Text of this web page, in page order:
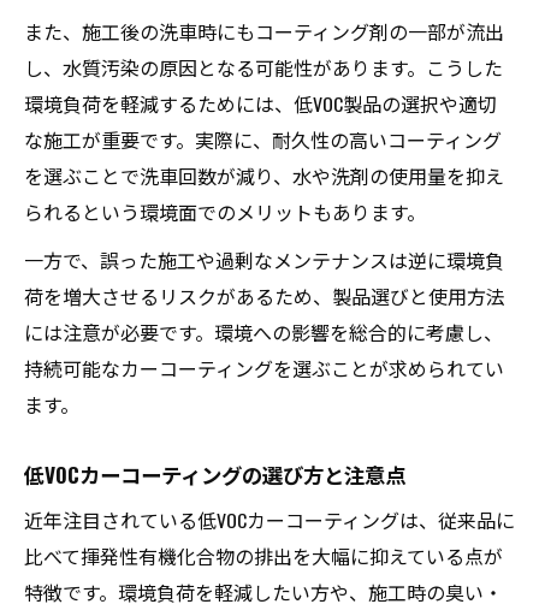
け方
カーコーティングで後悔しないための注意
事項
カーコーティングの環境負荷と効果の真実
カーコーティングの効果と環境負荷のバラ
カーコーティングと大気・水質汚染の関連
性
ガラスコーティングのメリット・デメリッ
対策
持続可能な施工が環境負荷低減に貢献する
理由
洗車回数減で環境負荷は本当に下がるか
また、施工後の洗車時にもコーティング剤の一部が流出
し、水質汚染の原因となる可能性があります。こうした
環境負荷を軽減するためには、低VOC製品の選択や適切
な施工が重要です。実際に、耐久性の高いコーティング
を選ぶことで洗車回数が減り、水や洗剤の使用量を抑え
られるという環境面でのメリットもあります。
一方で、誤った施工や過剰なメンテナンスは逆に環境負
荷を増大させるリスクがあるため、製品選びと使用方法
には注意が必要です。環境への影響を総合的に考慮し、
持続可能なカーコーティングを選ぶことが求められてい
ます。
低VOCカーコーティングの選び方と注意点
近年注目されている低VOCカーコーティングは、従来品に
比べて揮発性有機化合物の排出を大幅に抑えている点が
特徴です。環境負荷を軽減したい方や、施工時の臭い・